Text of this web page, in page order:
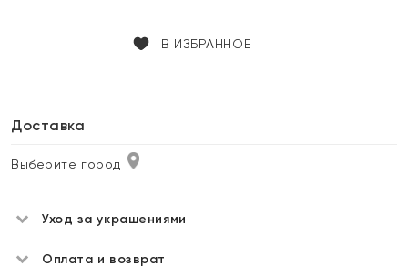
В ИЗБРАННОЕ
Доставка
Выберите город
Уход за украшениями
Оплата и возврат